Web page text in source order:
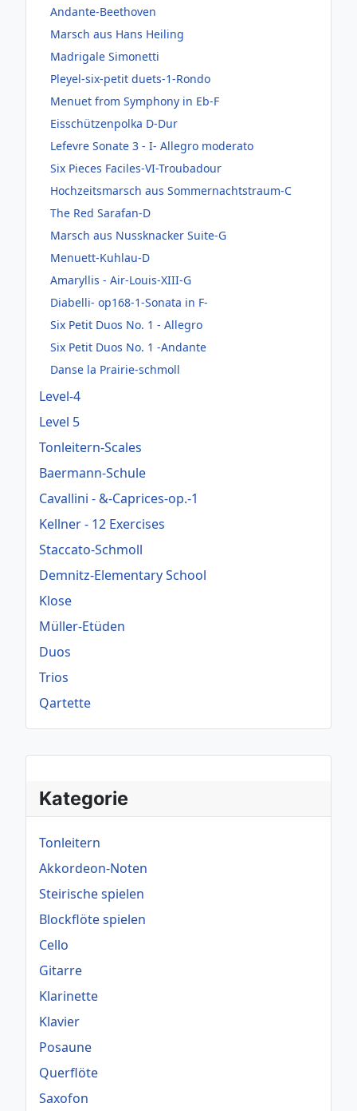
Kategorie
Tonleitern
Akkordeon-Noten
Steirische spielen
Blockflöte spielen
Cello
Gitarre
Klarinette
Klavier
Posaune
Querflöte
Saxofon
Andante-Beethoven
Marsch aus Hans Heiling
Madrigale Simonetti
Pleyel-six-petit duets-1-Rondo
Menuet from Symphony in Eb-F
Eisschützenpolka D-Dur
Lefevre Sonate 3 - I- Allegro moderato
Six Pieces Faciles-VI-Troubadour
Hochzeitsmarsch aus Sommernachtstraum-C
The Red Sarafan-D
Marsch aus Nussknacker Suite-G
Menuett-Kuhlau-D
Amaryllis - Air-Louis-XIII-G
Diabelli- op168-1-Sonata in F-
Six Petit Duos No. 1 - Allegro
Six Petit Duos No. 1 -Andante
Danse la Prairie-schmoll
Level-4
Level 5
Tonleitern-Scales
Baermann-Schule
Cavallini - &-Caprices-op.-1
Kellner - 12 Exercises
Staccato-Schmoll
Demnitz-Elementary School
Klose
Müller-Etüden
Duos
Trios
Qartette